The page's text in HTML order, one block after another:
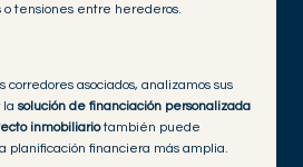
tensiones entre herederos.
corredores asociados, analizamos sus
la solución de financiación personalizada
inmobiliariotambién puede
planificación financiera más amplia.